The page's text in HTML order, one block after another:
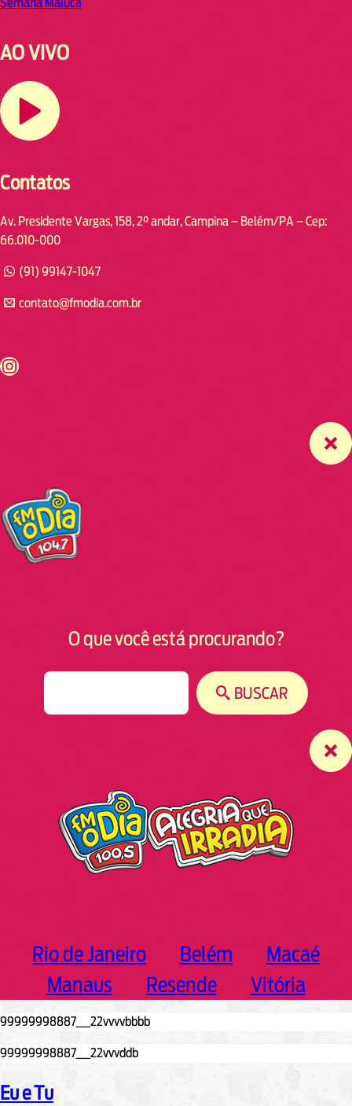
AO VIVO
Contatos
Av. Presidente Vargas, 158, 2° andar, Campina – Belém/PA – Cep:
66.010-000
(91) 99147-1047
contato@fmodia.com.br
https://www.instagram.com/fmodia.cabofrio/
O que você está procurando?
BUSCAR
Rio de Janeiro Belém
Macaé
Manaus
Resende Vitória
Eu e Tu